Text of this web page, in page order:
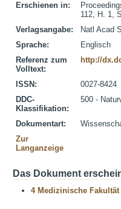
Erschienen in:
112, H. 1,
Verlagsangabe:
Natl Acad
Sprache:
Englisch
Referenz zum
Volltext:
http://
ISSN:
0027-8424
DDC-
Klassifikation:
500 -
Dokumentart:
Zur
Langanzeige
Das Dokument
4 Medizinische Fakultät